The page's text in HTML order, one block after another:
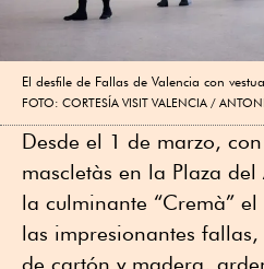
El desfile de Fallas de Valencia con
FOTO: CORTESÍA VISIT VALENCIA /
Desde el 1 de marzo,
mascletàs en la Plaza
la culminante “Cremà”
las impresionantes fallas,
de cartón y madera,